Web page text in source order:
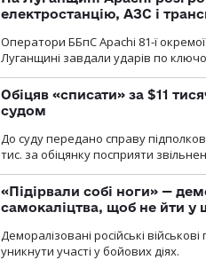
електростанцію, АЗС і
Оператори ББпС Apachi 81-ї
Луганщині завдали ударів по
Обіцяв «списати» за $11
судом
До суду передано справу
тис. за обіцянку посприяти
«Підірвали собі ноги» —
самокаліцтва, щоб не йти у
Деморалізовані російські
уникнути участі у бойових діях.